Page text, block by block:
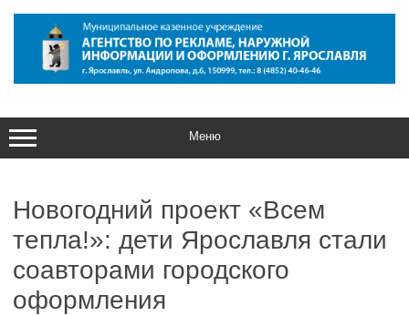
содержимому
Меню
Новогодний проект «Всем
тепла!»: дети Ярославля стали
соавторами городского
оформления